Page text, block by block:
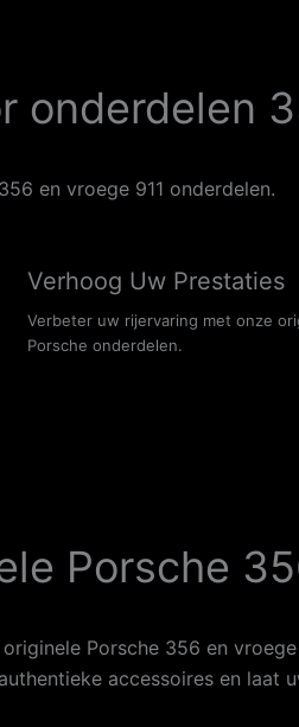
onderdelen
en vroege 911 onderdelen.
Verhoog Uw Prestaties
Verbeter uw rijervaring met onze
Porsche onderdelen.
Porsche
Porsche 356 en
accessoires en